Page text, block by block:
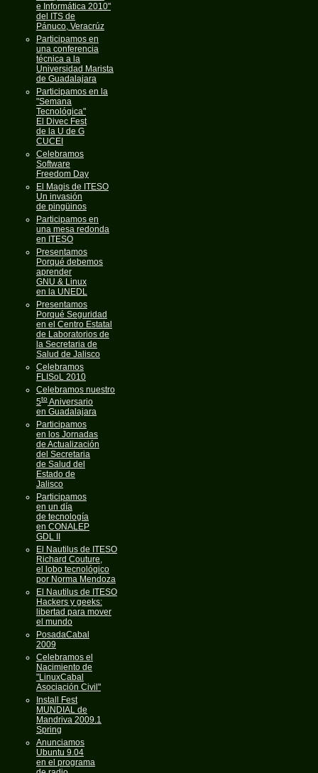
e Informática 2010"
del ITS de
Pánuco, Veracrúz
Participamos en
una conferencia
técnica a la
Universidad Marista
de Guadalajara
Participamos en la
"Semana
Tecnológica"
El Divec Fest
de la U de G
CUCEI
Celebramos
Software
Freedom Day
El Magis de ITESO
Un invasión
de pingüinos
Participamos en
una mesa redonda
en ITESO
Presentamos
Porqué debemos
aprender
GNU & Linux
en la UNEDL
Presentamos
Porqué Seguridad
en el Centro Estatal
de Laboratorios de
la Secretaria de
Salud de Jalisco
Celebramos
FLISoL 2010
Celebramos nuestro
5toAniversario
en Guadalajara
Participamos
en los Jornadas
de Actualización
del Secretaria
de Salud del
Estado de
Jalisco
Participamos
en un día
de tecnología
en CONALEP
GDL II
El Nautilus de ITESO
Richard Couture,
el lobo tecnológico
por Norma Mendoza
El Nautilus de ITESO
Hackers y geeks:
libertad para mover
el mundo
PosadaCabal
2009
Celebramos el
Nacimiento de
"LinuxCabal
Asociación Civil"
Install Fest
MUNDIAL de
Mandriva 2009.1
Spring
Anunciamos
Ubuntu 9.04
en el programa